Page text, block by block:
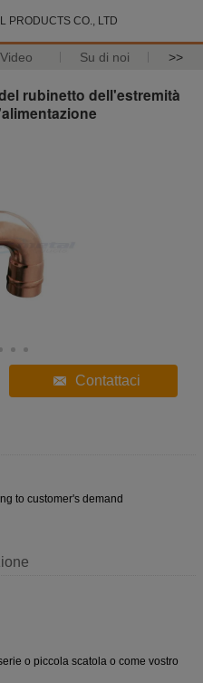
PRODUCTS CO., LTD
Video Su di noi >>
rubinetto dell'estremità
Contattaci
to customer's demand
o piccola scatola o come vostro